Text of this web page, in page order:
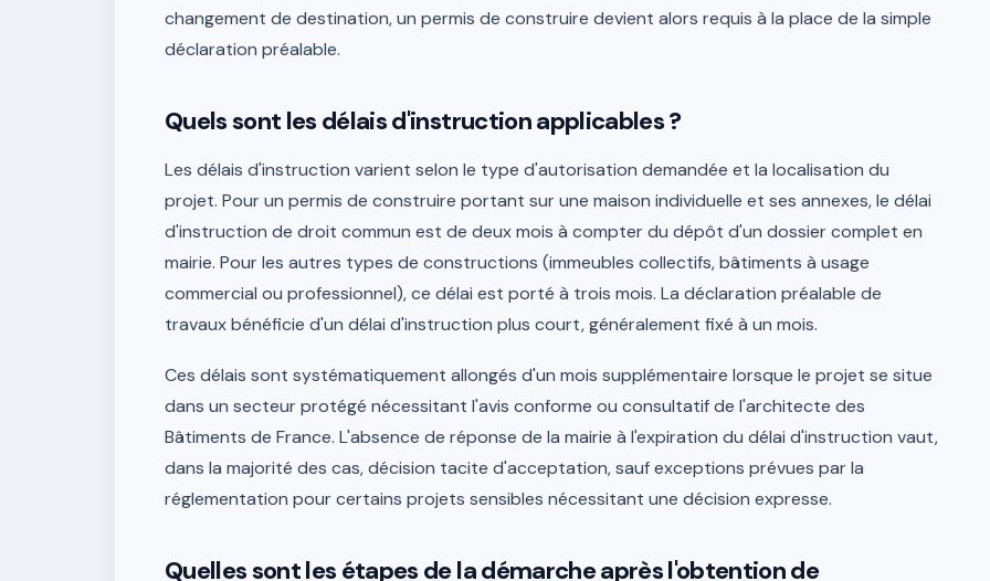
changement de destination, un permis de construire devient alors requis à la place de la simple
déclaration préalable.
Quels sont les délais d'instruction applicables ?
Les délais d'instruction varient selon le type d'autorisation demandée et la localisation du
projet. Pour un permis de construire portant sur une maison individuelle et ses annexes, le délai
d'instruction de droit commun est de deux mois à compter du dépôt d'un dossier complet en
mairie. Pour les autres types de constructions (immeubles collectifs, bâtiments à usage
commercial ou professionnel), ce délai est porté à trois mois. La déclaration préalable de
travaux bénéficie d'un délai d'instruction plus court, généralement fixé à un mois.
Ces délais sont systématiquement allongés d'un mois supplémentaire lorsque le projet se situe
dans un secteur protégé nécessitant l'avis conforme ou consultatif de l'architecte des
Bâtiments de France. L'absence de réponse de la mairie à l'expiration du délai d'instruction vaut,
dans la majorité des cas, décision tacite d'acceptation, sauf exceptions prévues par la
réglementation pour certains projets sensibles nécessitant une décision expresse.
Quelles sont les étapes de la démarche après l'obtention de